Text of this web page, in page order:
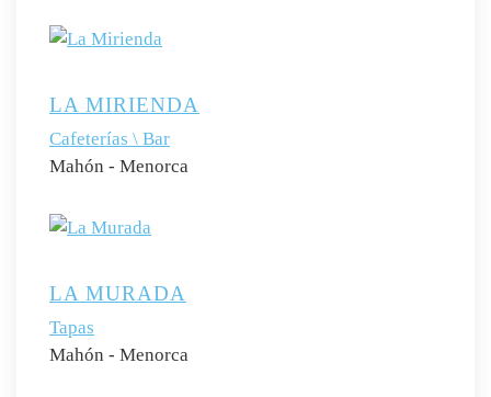
LA MIRIENDA
Cafeterías \ Bar
Mahón - Menorca
LA MURADA
Tapas
Mahón - Menorca